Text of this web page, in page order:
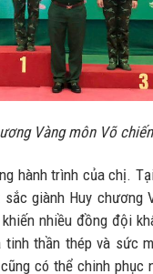
Vàng môn Võ
hành trình của chị.
giành Huy chương
nhiều đồng đội
tinh thần thép và sức
có thể chinh phục